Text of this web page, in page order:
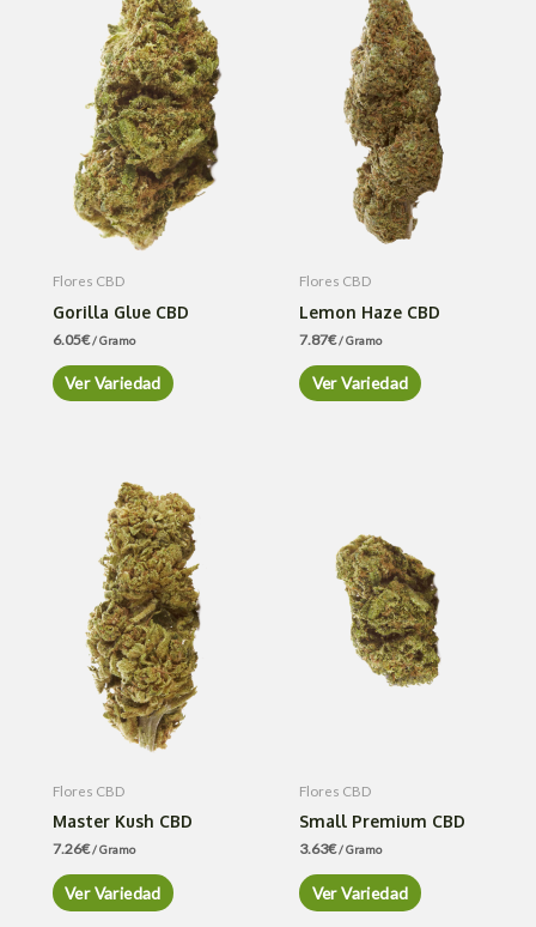
Flores CBD
Gorilla Glue CBD
6.05€/ Gramo
Ver Variedad
Flores CBD
Lemon Haze CBD
7.87€/ Gramo
Ver Variedad
Flores CBD
Master Kush CBD
7.26€/ Gramo
Ver Variedad
Flores CBD
Small Premium CBD
3.63€/ Gramo
Ver Variedad